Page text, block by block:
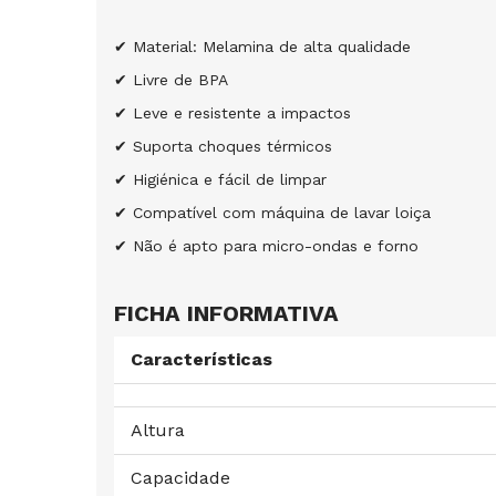
✔ Material: Melamina de alta qualidade
✔ Livre de BPA
✔ Leve e resistente a impactos
✔ Suporta choques térmicos
✔ Higiénica e fácil de limpar
✔ Compatível com máquina de lavar loiça
✔ Não é apto para micro-ondas e forno
FICHA INFORMATIVA
Características
Altura
Capacidade